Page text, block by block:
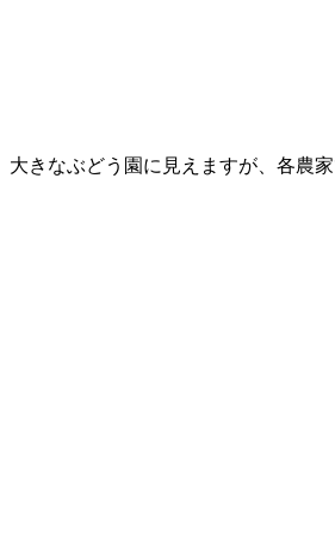
大きなぶどう園に見えますが、各農